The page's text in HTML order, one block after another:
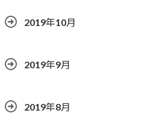
2019年10月
2019年9月
2019年8月